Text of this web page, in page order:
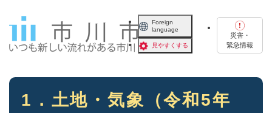
Foreign
language
見やすくする
災害・
緊急情報
本
1．土地・気象（令和5年